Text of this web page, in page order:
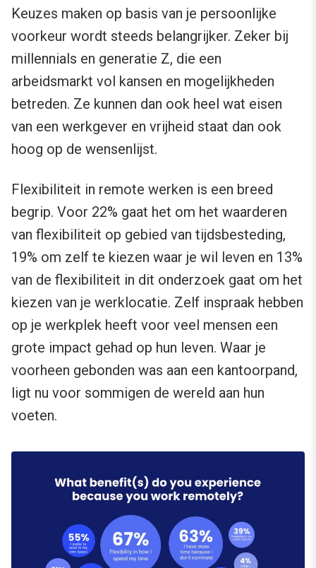
Keuzes maken op basis van je persoonlijke
voorkeur wordt steeds belangrijker. Zeker bij
millennials en generatie Z, die een
arbeidsmarkt vol kansen en mogelijkheden
betreden. Ze kunnen dan ook heel wat eisen
van een werkgever en vrijheid staat dan ook
hoog op de wensenlijst.
Flexibiliteit in remote werken is een breed
begrip. Voor 22% gaat het om het waarderen
van flexibiliteit op gebied van tijdsbesteding,
19% om zelf te kiezen waar je wil leven en 13%
van de flexibiliteit in dit onderzoek gaat om het
kiezen van je werklocatie. Zelf inspraak hebben
op je werkplek heeft voor veel mensen een
grote impact gehad op hun leven. Waar je
voorheen gebonden was aan een kantoorpand,
ligt nu voor sommigen de wereld aan hun
voeten.